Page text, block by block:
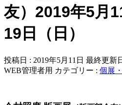
友）2019年5月
19日（日）
投稿日 : 2019年5月11日 最終更新
WEB管理者用 カテゴリー : 個展